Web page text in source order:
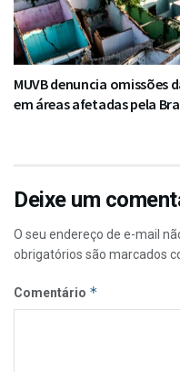
MUVB denuncia omissões
em áreas afetadas pela
Deixe um
O seu endereço de e-mail
obrigatórios são marcados
Comentário *